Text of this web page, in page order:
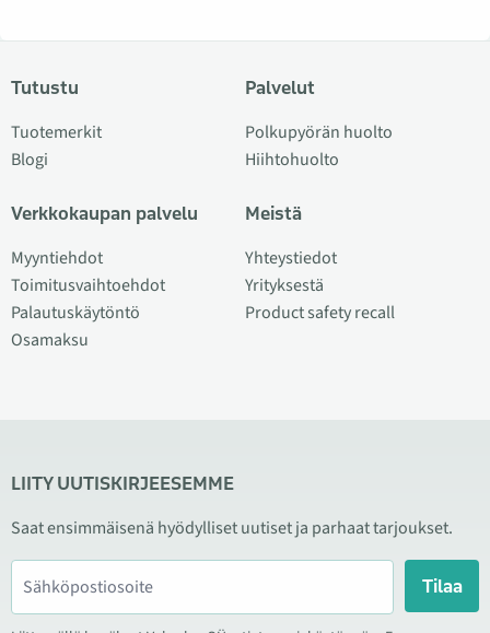
Tutustu
Tuotemerkit
Blogi
Verkkokaupan palvelu
Myyntiehdot
Toimitusvaihtoehdot
Palautuskäytöntö
Osamaksu
Palvelut
Polkupyörän huolto
Hiihtohuolto
Meistä
Yhteystiedot
Yrityksestä
Product safety recall
LIITY UUTISKIRJEESEMME
Saat ensimmäisenä hyödylliset uutiset ja parhaat tarjoukset.
Tilaa